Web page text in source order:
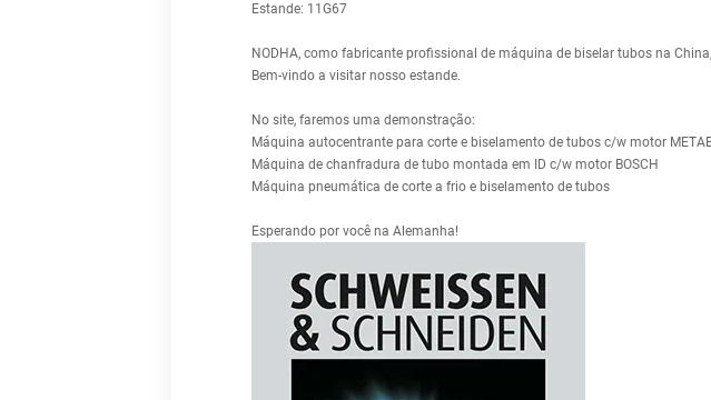
Estande: 11G67
NODHA, como fabricante profissional de máquina de biselar tubos na
Bem-vindo a visitar nosso estande.
No site, faremos uma demonstração:
Máquina autocentrante para corte e biselamento de tubos c/w motor
Máquina de chanfradura de tubo montada em ID c/w motor BOSCH
Máquina pneumática de corte a frio e biselamento de tubos
Esperando por você na Alemanha!